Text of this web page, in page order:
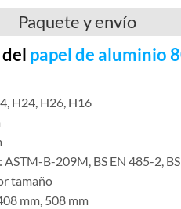
Paquete y envío
papel de aluminio
H24, H26, H16
B-209M, BS EN 485-2,
tamaño
mm, 508 mm